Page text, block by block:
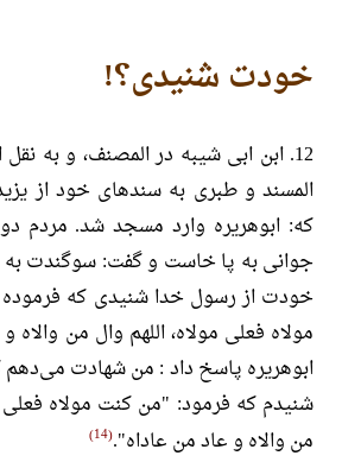
خودت شنیدی؟!
12. ابن ابی شیبه در المصنف، و به نقل
المسند و طبری به سندهای خود از
که: ابوهریره وارد مسجد شد. مردم
جوانی به پا خاست و گفت: سوگندت به
خودت از رسول خدا شنیدی که
مولاه فعلی مولاه، اللهم وال من والاه
ابوهریره پاسخ داد : من شهادت
شنیدم که فرمود: "من کنت مولاه فعلی
من والاه و عاد من عاداه". 14